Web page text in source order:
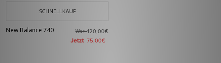
SCHNELLKAUF
New Balance 740 War120,00€
Jetzt 75,00€